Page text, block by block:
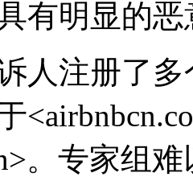
有明显的恶
人注册了
。专家组